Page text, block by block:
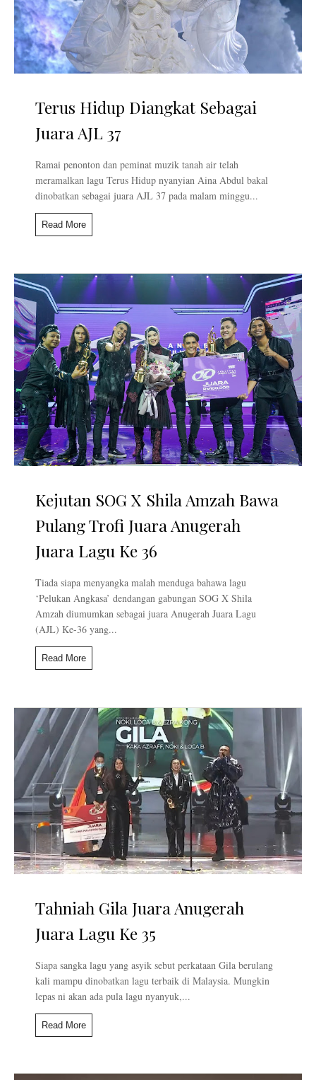
Terus Hidup Diangkat Sebagai
Juara AJL 37
Ramai penonton dan peminat muzik tanah air telah
meramalkan lagu Terus Hidup nyanyian Aina Abdul bakal
dinobatkan sebagai juara AJL 37 pada malam minggu...
Read More
Kejutan SOG X Shila Amzah Bawa
Pulang Trofi Juara Anugerah
Juara Lagu Ke 36
Tiada siapa menyangka malah menduga bahawa lagu
‘Pelukan Angkasa’ dendangan gabungan SOG X Shila
Amzah diumumkan sebagai juara Anugerah Juara Lagu
(AJL) Ke-36 yang...
Read More
Tahniah Gila Juara Anugerah
Juara Lagu Ke 35
Siapa sangka lagu yang asyik sebut perkataan Gila berulang
kali mampu dinobatkan lagu terbaik di Malaysia. Mungkin
lepas ni akan ada pula lagu nyanyuk,...
Read More